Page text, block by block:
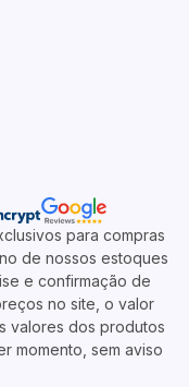
para compras
de nossos estoques
e confirmação de
no site, o valor
valores dos produtos
momento, sem aviso